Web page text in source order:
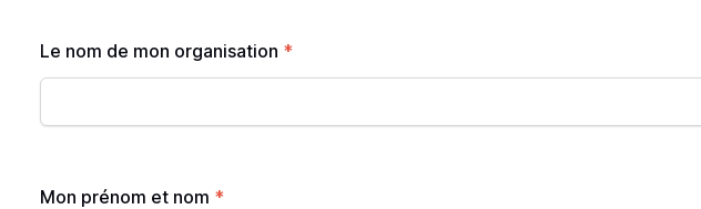
Le nom de mon organisation *
Mon prénom et nom *